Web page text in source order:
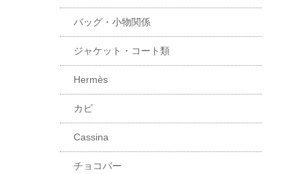
バッグ・小物関係
ジャケット・コート類
Hermès
カビ
Cassina
チョコバー